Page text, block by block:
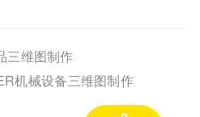
三维图制作
机械设备三维图制作